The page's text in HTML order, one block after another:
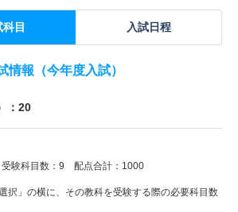
科目 入試日程
情報（今年度入試）
：20
験科目数：9 配点合計：1000
択」の横に、その教科を受験する際の必要科目数